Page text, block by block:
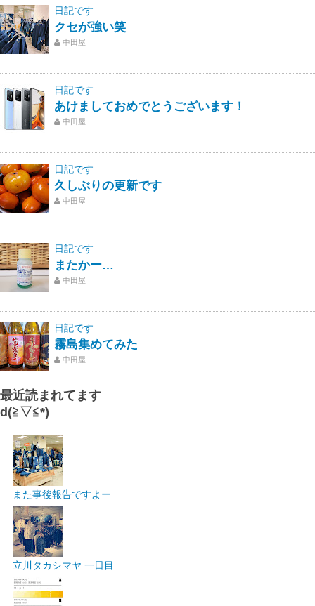
日記です
クセが強い笑
中田屋
日記です
あけましておめでとうございます！
中田屋
日記です
久しぶりの更新です
中田屋
日記です
またかー…
中田屋
日記です
霧島集めてみた
中田屋
最近読まれてます
d(≧▽≦*)
また事後報告ですよー
立川タカシマヤ 一日目